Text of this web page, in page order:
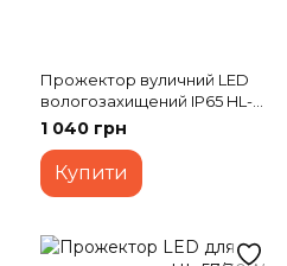
Прожектор вуличний LED
вологозахищений IP65 HL-
12/30W NW COB сірий
1 040 грн
Купити